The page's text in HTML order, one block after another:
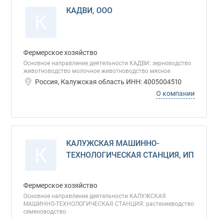
КАДВИ, ООО
Фермерское хозяйство
Основное направление деятельности КАДВИ: зерноводство
животноводство молочное животноводство мясное
Россия, Калужская область ИНН: 4005004510
О компании
КАЛУЖСКАЯ МАШИННО-
ТЕХНОЛОГИЧЕСКАЯ СТАНЦИЯ, ИП
Фермерское хозяйство
Основное направление деятельности КАЛУЖСКАЯ
МАШИННО-ТЕХНОЛОГИЧЕСКАЯ СТАНЦИЯ: растениеводство
семеноводство